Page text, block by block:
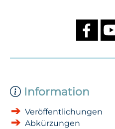
Information
Veröffentlichungen
Abkürzungen